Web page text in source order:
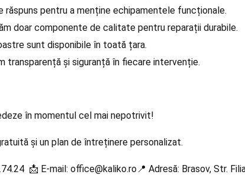
răspuns pentru a menține echipamentele funcționale.
doar componente de calitate pentru reparații durabile.
sunt disponibile în toată țara.
transparență și siguranță în fiecare intervenție.
în momentul cel mai nepotrivit!
și un plan de întreținere personalizat.
📩 E-mail: office@kaliko.ro📍 Adresă: Brasov, Str.